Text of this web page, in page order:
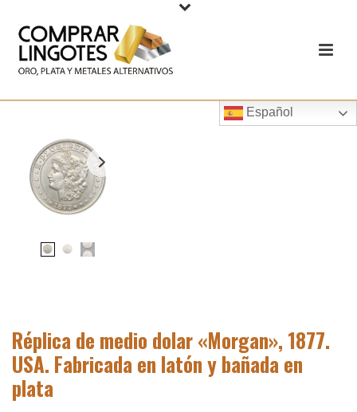
Español
Réplica de medio dolar «Morgan», 1877.
USA. Fabricada en latón y bañada en
plata